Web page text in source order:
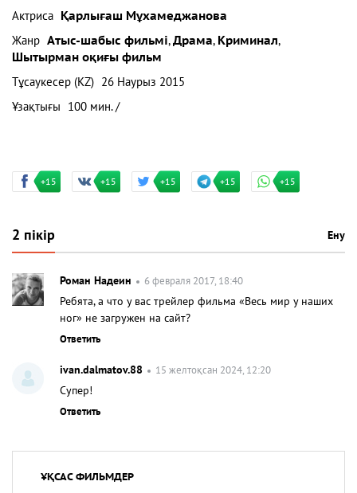
Актриса Қарлығаш Мұхамеджанова
Жанр Атыс-шабыс фильмі,Драма, Криминал,
Шытырман оқиғы фильм
Тұсаукесер (KZ) 26 Наурыз 2015
Ұзақтығы
100 мин. /
+15 +15 +15 +15 +15
2 пікір Ену
Роман Надеин 6 февраля 2017, 18:40
Ребята, а что у вас трейлер фильма «Весь мир у наших
ног» не загружен на сайт?
Ответить
ivan.dalmatov.88 15 желтоқсан 2024, 12:20
Cупер!
Ответить
ҰҚСАС ФИЛЬМДЕР